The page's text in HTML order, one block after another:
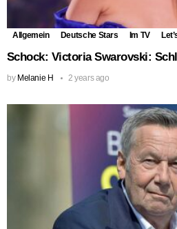
Allgemein Deutsche Stars Im TV
Schock: Victoria Swarovski:
by Melanie H 2 years ago